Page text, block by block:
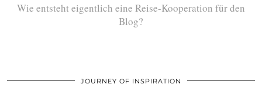
Wie entsteht eigentlich eine Reise-Kooperation für den
Blog?
JOURNEY OF INSPIRATION